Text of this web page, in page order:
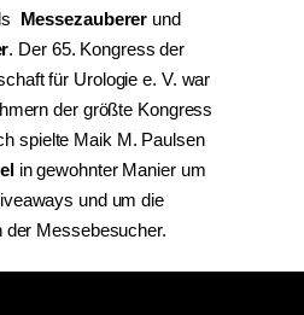
Messezauberer und
. Der 65. Kongress der
für Urologie e. V. war
der größte Kongress
spielte Maik M. Paulsen
in gewohnter Manier um
und um die
der Messebesucher.